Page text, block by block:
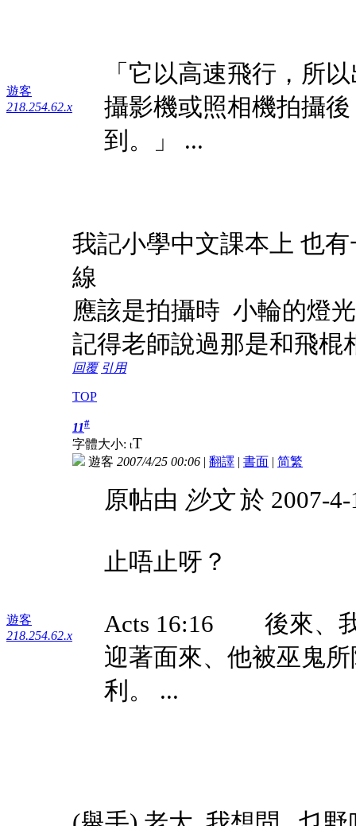
遊客
218.254.62.x
「它以高速飛行，所
攝影機或照相機拍攝
到。」 ...
我記小學中文課本上 也
線
應該是拍攝時 小輪的燈
記得老師說過那是和飛棍
回覆 引用
TOP
遊客
218.254.62.x
11#
字體大小: tT
遊客 2007/4/25 00:06 | 翻譯 | 書面 | 简繁
原帖由 沙文於 2007-
止唔止呀？
Acts 16:16 後來、我
迎著面來、他被巫鬼
利。 ...